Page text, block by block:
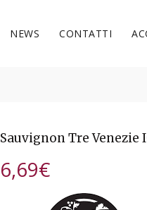
NEWS CONTATTI
Sauvignon Tre Venezie
6,69€